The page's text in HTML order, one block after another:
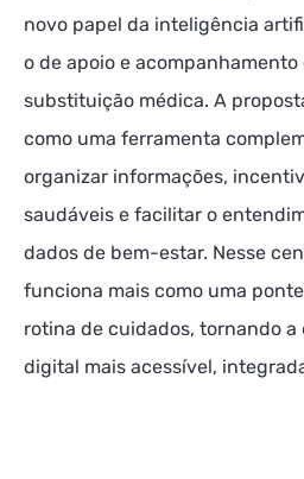
novo papel da inteligência
o de apoio e
substituição médica. A
como uma ferramenta
organizar informações,
saudáveis e facilitar o
dados de bem-estar. Nesse
funciona mais como uma
rotina de cuidados, tornando
digital mais acessível,